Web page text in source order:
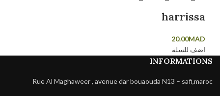
harrissa
20.00MAD
اضف للسلة
INFORMATIONS
Rue Al Maghaweer , avenue dar bouaouda N13 – safi,maroc